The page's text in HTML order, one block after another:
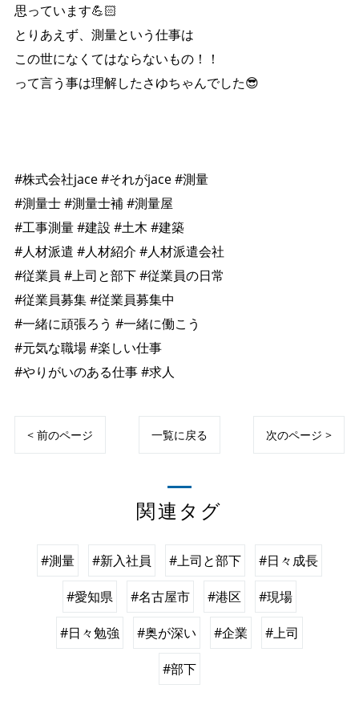
思っています💪🏻
とりあえず、測量という仕事は
この世になくてはならないもの！！
って言う事は理解したさゆちゃんでした😎
#株式会社jace #それがjace #測量
#測量士 #測量士補 #測量屋
#工事測量 #建設 #土木 #建築
#人材派遣 #人材紹介 #人材派遣会社
#従業員 #上司と部下 #従業員の日常
#従業員募集 #従業員募集中
#一緒に頑張ろう #一緒に働こう
#元気な職場 #楽しい仕事
#やりがいのある仕事 #求人
< 前のページ 一覧に戻る 次のページ >
関連タグ
#測量 #新入社員 #上司と部下 #日々成長
#愛知県 #名古屋市 #港区 #現場
#日々勉強 #奥が深い #企業 #上司
#部下